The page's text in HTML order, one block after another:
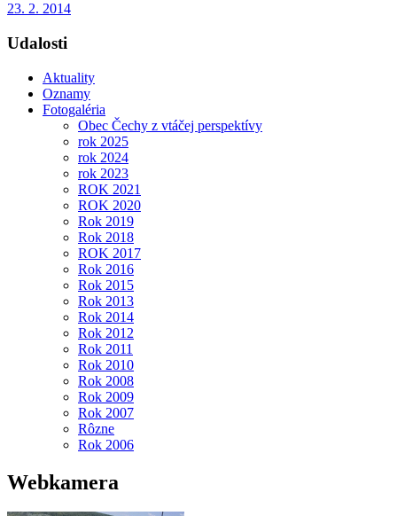
23. 2. 2014
Udalosti
Aktuality
Oznamy
Fotogaléria
Obec Čechy z vtáčej perspektívy
rok 2025
rok 2024
rok 2023
ROK 2021
ROK 2020
Rok 2019
Rok 2018
ROK 2017
Rok 2016
Rok 2015
Rok 2013
Rok 2014
Rok 2012
Rok 2011
Rok 2010
Rok 2008
Rok 2009
Rok 2007
Rôzne
Rok 2006
Webkamera